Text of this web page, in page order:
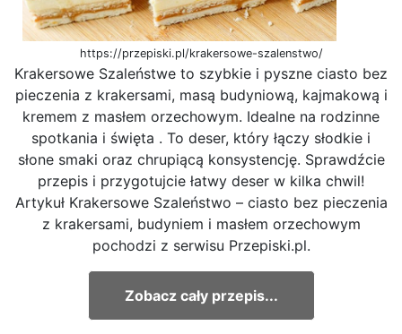
https://przepiski.pl/krakersowe-szalenstwo/
Krakersowe Szaleństwe to szybkie i pyszne ciasto bez
pieczenia z krakersami, masą budyniową, kajmakową i
kremem z masłem orzechowym. Idealne na rodzinne
spotkania i święta . To deser, który łączy słodkie i
słone smaki oraz chrupiącą konsystencję. Sprawdźcie
przepis i przygotujcie łatwy deser w kilka chwil!
Artykuł Krakersowe Szaleństwo – ciasto bez pieczenia
z krakersami, budyniem i masłem orzechowym
pochodzi z serwisu Przepiski.pl.
Zobacz cały przepis...